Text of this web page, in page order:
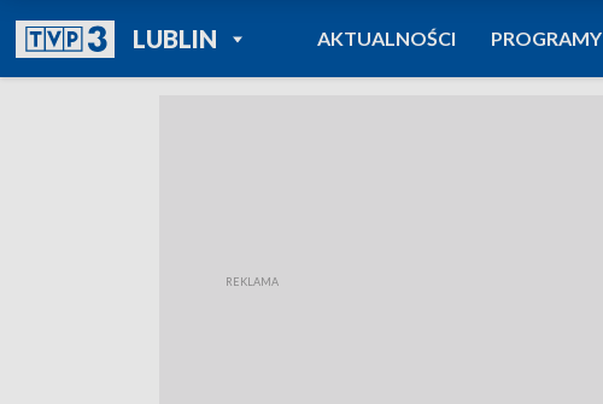
LUBLINPOWRÓT DO
TVP REGIONY
AKTUALNOŚCI PROGRAMY